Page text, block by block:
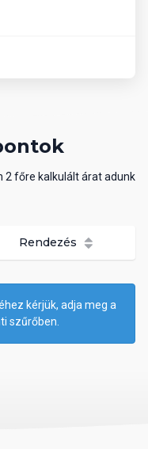
2 főre kalkulált árat adunk
Rendezés
kérjük, adja meg a
szűrőben.